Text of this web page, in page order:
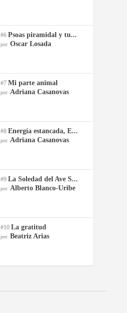
#6Psoas piramidal y tu...
por:Oscar Losada
#7Mi parte animal
por: Adriana Casanovas
#8Energía estancada, E...
por: Adriana Casanovas
#9La Soledad del Ave S...
por: Alberto Blanco-Uribe
#10La gratitud
por: Beatriz Arias